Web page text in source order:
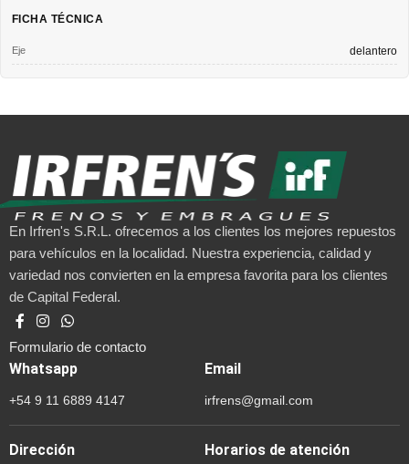
FICHA TÉCNICA
Eje delantero
En Irfren's S.R.L. ofrecemos a los clientes los mejores repuestos
para vehículos en la localidad. Nuestra experiencia, calidad y
variedad nos convierten en la empresa favorita para los clientes
de Capital Federal.
Formulario de contacto
Whatsapp
+54 9 11 6889 4147
Email
irfrens@gmail.com
Dirección Horarios de atención